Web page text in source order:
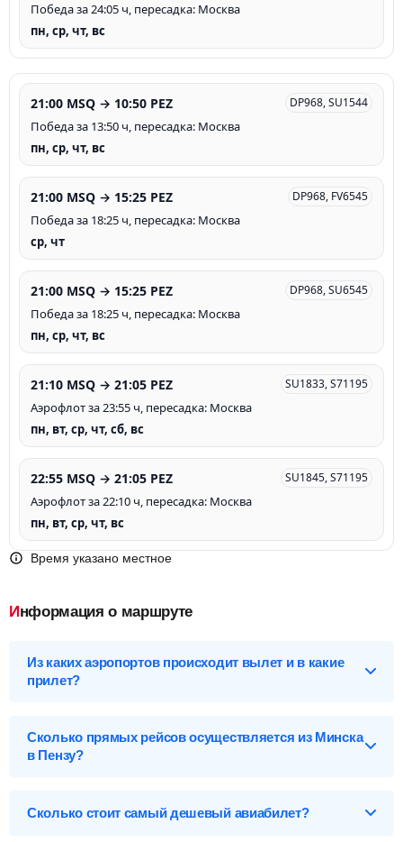
Победа за 24:05 ч, пересадка: Москва
пн, ср, чт, вс
21:00 MSQ → 10:50 PEZ DP968, SU1544
Победа за 13:50 ч, пересадка: Москва
пн, ср, чт, вс
21:00 MSQ → 15:25 PEZ DP968, FV6545
Победа за 18:25 ч, пересадка: Москва
ср, чт
21:00 MSQ → 15:25 PEZ DP968, SU6545
Победа за 18:25 ч, пересадка: Москва
пн, ср, чт, вс
21:10 MSQ → 21:05 PEZ SU1833, S71195
Аэрофлот за 23:55 ч, пересадка: Москва
пн, вт, ср, чт, сб, вс
22:55 MSQ → 21:05 PEZ SU1845, S71195
Аэрофлот за 22:10 ч, пересадка: Москва
пн, вт, ср, чт, вс
Время указано местное
Информация о маршруте
Из каких аэропортов происходит вылет и в какие
прилет?
Минск (MSQ), Беларусь
Минск-2-MSQ
Сколько прямых рейсов осуществляется из Минска
в Пензу?
осуществляет авиакомпания Белавиа - Белорусские
Сколько стоит самый дешевый авиабилет?